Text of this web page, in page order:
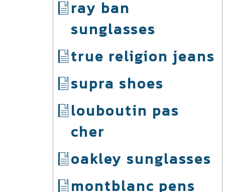
ray ban
sunglasses
true religion jeans
supra shoes
louboutin pas
cher
oakley sunglasses
montblanc pens